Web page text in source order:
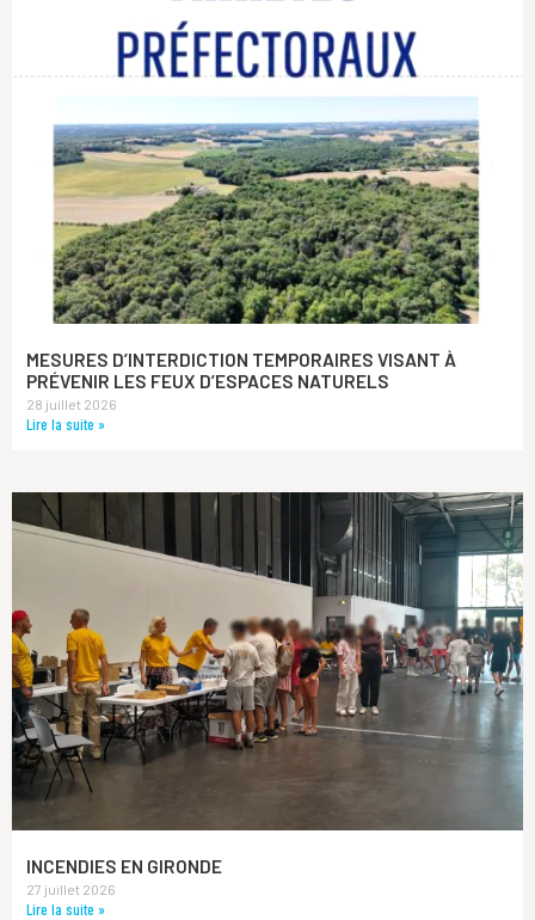
MESURES D’INTERDICTION TEMPORAIRES VISANT À
PRÉVENIR LES FEUX D’ESPACES NATURELS
28 juillet 2026
Lire la suite »
INCENDIES EN GIRONDE
27 juillet 2026
Lire la suite »